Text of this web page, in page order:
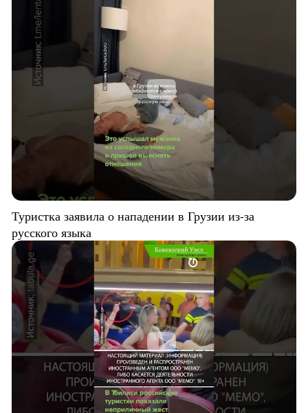
Туристка заявила о нападении в Грузии из-за
русского языка